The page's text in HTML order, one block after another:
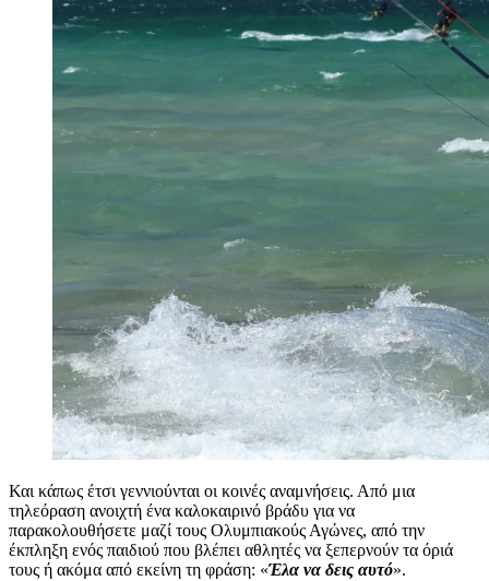
Και κάπως έτσι γεννιούνται οι κοινές αναμνήσεις. Από μια
τηλεόραση ανοιχτή ένα καλοκαιρινό βράδυ για να
παρακολουθήσετε μαζί τους Ολυμπιακούς Αγώνες, από την
έκπληξη ενός παιδιού που βλέπει αθλητές να ξεπερνούν τα όριά
τους ή ακόμα από εκείνη τη φράση: «Έλα να δεις αυτό».